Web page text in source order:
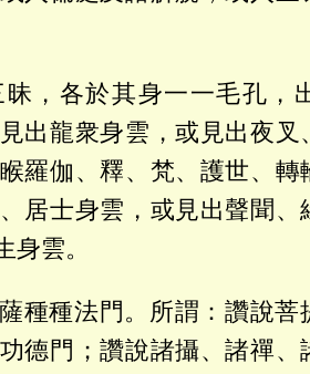
，各於其身一一毛孔，
出龍衆身雲，或見出夜叉
羅伽、釋、梵、護世、轉
居士身雲，或見出聲聞、
雲。
種種法門。所謂：讚說菩
德門；讚說諸攝、諸禪、